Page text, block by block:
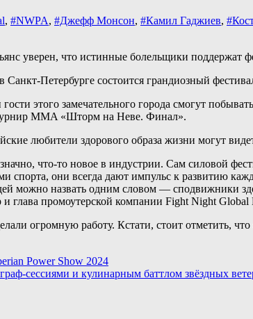
, #NWPA, #Джефф Монсон, #Камил Гаджиев,
уверен, что истинные болельщики поддержат
Санкт-Петербурге состоится грандиозный
этого замечательного города смогут
MMA «Шторм на Неве. Финал».
любители здорового образа жизни могут
что-то новое в индустрии. Сам силовой
спорта, они всегда дают импульс к развитию
можно назвать одним словом — сподвижники
глава промоутерской компании Fight Night
огромную работу. Кстати, стоит отметить,
Power Show 2024
сессиями и кулинарным баттлом звёздных